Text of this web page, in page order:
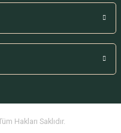
Hakları Saklıdır.